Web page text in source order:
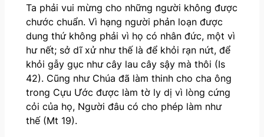
Ta phải vui mừng cho những người không được
chước chuẩn. Vì hạng người phản loạn được
dung thứ không phải vì họ có nhân đức, một vì
hư nết; sở dĩ xử như thế là để khỏi rạn nứt, để
khỏi gẫy gục như cây lau cây sậy mà thôi (Is
42). Cũng như Chúa đã làm thinh cho cha ông
trong Cựu Ước được làm tờ ly dị vì lòng cứng
cỏi của họ, Người đâu có cho phép làm như
thế (Mt 19).